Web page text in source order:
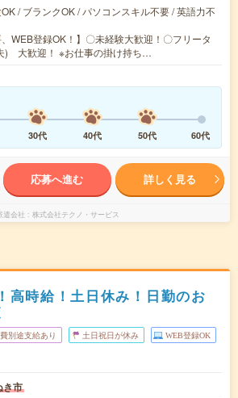
/ ブランクOK / パソコンスキル不要 / 英語力不
、WEB登録OK！】〇未経験大歓迎！〇フリータ
) 大歓迎！ ※お仕事の掛け持ち…
30代 40代 50代 60代
応募へ進む 詳しく見る
遣会社 株式会社テクノ・サービス
高時給！土日休み！日勤のお
別途支給あり 土日祝日が休み WEB登録OK
き市